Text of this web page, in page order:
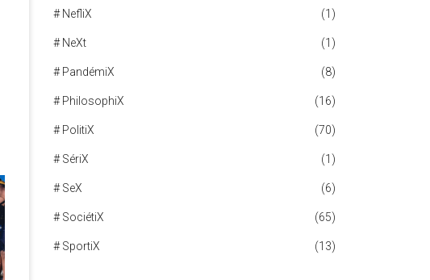
# NefliX (1)
# NeXt (1)
# PandémiX (8)
# PhilosophiX (16)
# PolitiX (70)
# SériX (1)
# SeX (6)
# SociétiX (65)
# SportiX (13)